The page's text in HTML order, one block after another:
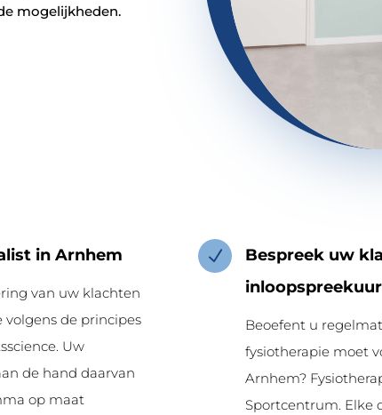
mogelijkheden.
in Arnhem
van uw klachten
de principes
Uw
de hand daarvan
op maat
N
Bespreek uw
inloopspreekuur
Beoefent u
fysiotherapie moet
Arnhem?
Sportcentrum. Elke